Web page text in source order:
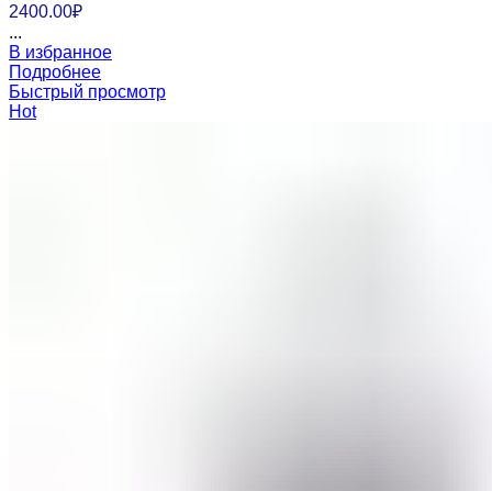
2400.00₽
...
В избранное
Подробнее
Быстрый просмотр
Hot